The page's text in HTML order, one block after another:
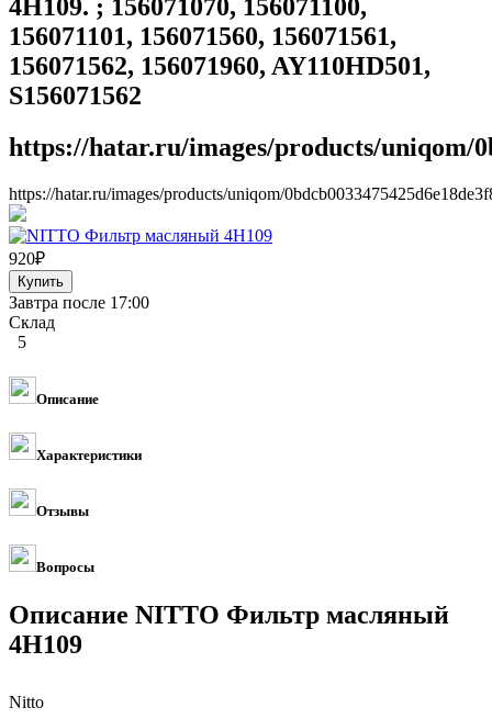
4H109. ; 156071070, 156071100,
156071101, 156071560, 156071561,
156071562, 156071960, AY110HD501,
S156071562
https://hatar.ru/images/products/uniqom/
https://hatar.ru/images/products/uniqom/
920₽
Завтра после 17:00
Склад
5
Описание
Характеристики
Отзывы
Вопросы
Описание NITTO Фильтр масляный
4H109
Nitto